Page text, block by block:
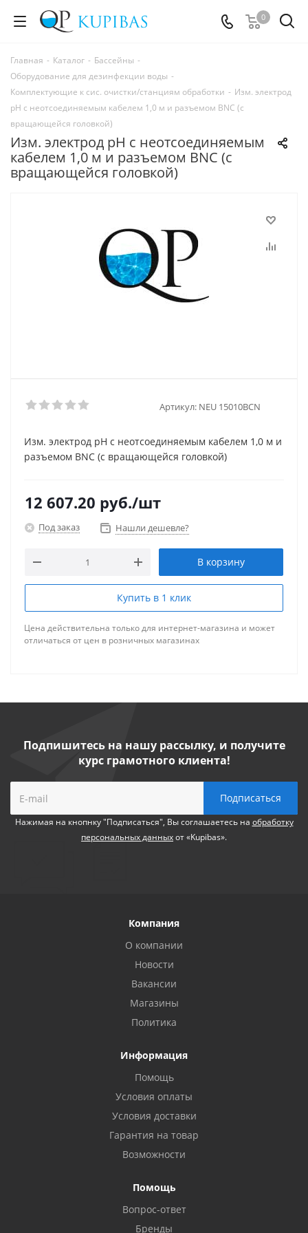
0
Главная - Каталог - Бассейны -
Оборудование для дезинфекции воды -
Комплектующие к сис. очистки/станциям обработки - Изм. электрод
pH с неотсоединяемым кабелем 1,0 м и разъемом BNC (с
вращающейся головкой)
Изм. электрод pH с неотсоединяемым
кабелем 1,0 м и разъемом BNC (с
вращающейся головкой)
Артикул: NEU 15010BCN
Изм. электрод pH с неотсоединяемым кабелем 1,0 м и
разъемом BNC (с вращающейся головкой)
12 607.20 руб./шт
Под заказ Нашли дешевле?
В корзину
Купить в 1 клик
Цена действительна только для интернет-магазина и может
отличаться от цен в розничных магазинах
Подпишитесь на нашу рассылку, и получите
курс грамотного клиента!
Нажимая на кнопнку "Подписаться", Вы соглашаетесь на обработку
персональных данныхот «Kupibas».
Компания
О компании
Новости
Вакансии
Магазины
Политика
Информация
Помощь
Условия оплаты
Условия доставки
Гарантия на товар
Возможности
Помощь
Вопрос-ответ
Бренды